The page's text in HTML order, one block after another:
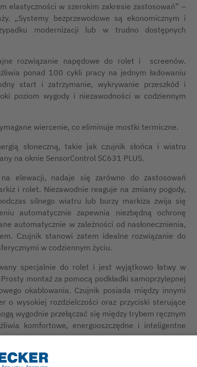
elastyczności w szerokim zakresie zastosowań” –
„Systemy bezprzewodowe są ekonomicznym i
modernizacji lub w trudno dostępnych
rozwiązanie napędowe do rolet i screenów.
ponad 100 cykli pracy na jednym ładowaniu
start i zatrzymanie, wykrywanie przeszkód i
poziom wygody i niezawodności w codziennym
wiercenie, co eliminuje mostki termiczne.
słoneczną, takie jak czujnik słońca i wiatru
na oknie SensorControl SC631 PLUS.
elewacji, nadaje się zarówno do zastosowań
i rolet. Niezawodnie reaguje na zmiany pogody,
silnego wiatru lub burzy markiza zwija się
automatycznie zapewnia niezbędną ochronę
automatycznie w zależności od nasłonecznienia,
Czujnik stanowi zatem idealne rozwiązanie do
w codziennym życiu.
specjalnie do rolet i jest wyjątkowo łatwy w
montaż za pomocą podkładki samoprzylepnej
okablowania. Czujnik posiada między innymi
o wysokiej rozdzielczości oraz przyciski sterujące
wygodnie przełączać się między trybem ręcznym
komfortowe, energooszczędne i inteligentne
łączy wszystkie komponenty, tworząc jeden,